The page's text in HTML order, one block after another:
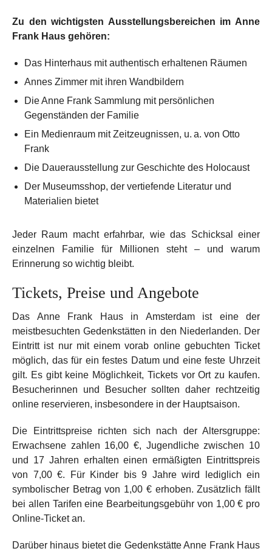
Zu den wichtigsten Ausstellungsbereichen im Anne
Frank Haus gehören:
Das Hinterhaus mit authentisch erhaltenen Räumen
Annes Zimmer mit ihren Wandbildern
Die Anne Frank Sammlung mit persönlichen
Gegenständen der Familie
Ein Medienraum mit Zeitzeugnissen, u. a. von Otto
Frank
Die Dauerausstellung zur Geschichte des Holocaust
Der Museumsshop, der vertiefende Literatur und
Materialien bietet
Jeder Raum macht erfahrbar, wie das Schicksal einer
einzelnen Familie für Millionen steht – und warum
Erinnerung so wichtig bleibt.
Tickets, Preise und Angebote
Das Anne Frank Haus in Amsterdam ist eine der
meistbesuchten Gedenkstätten in den Niederlanden. Der
Eintritt ist nur mit einem vorab online gebuchten Ticket
möglich, das für ein festes Datum und eine feste Uhrzeit
gilt. Es gibt keine Möglichkeit, Tickets vor Ort zu kaufen.
Besucherinnen und Besucher sollten daher rechtzeitig
online reservieren, insbesondere in der Hauptsaison.
Die Eintrittspreise richten sich nach der Altersgruppe:
Erwachsene zahlen 16,00 €, Jugendliche zwischen 10
und 17 Jahren erhalten einen ermäßigten Eintrittspreis
von 7,00 €. Für Kinder bis 9 Jahre wird lediglich ein
symbolischer Betrag von 1,00 € erhoben. Zusätzlich fällt
bei allen Tarifen eine Bearbeitungsgebühr von 1,00 € pro
Online-Ticket an.
Darüber hinaus bietet die Gedenkstätte Anne Frank Haus